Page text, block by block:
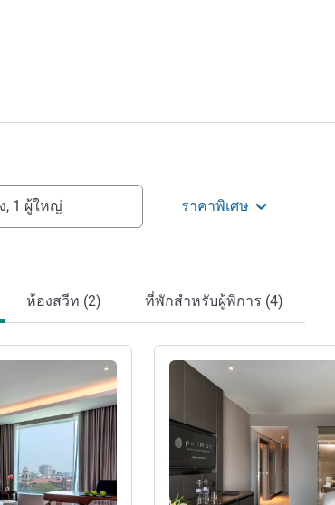
, 1 ผู้ใหญ่ ราคาพิเศษ
ห้องสวีท (2) ที่พักสำหรับผู้พิการ (4)
ดูรายละเอียด